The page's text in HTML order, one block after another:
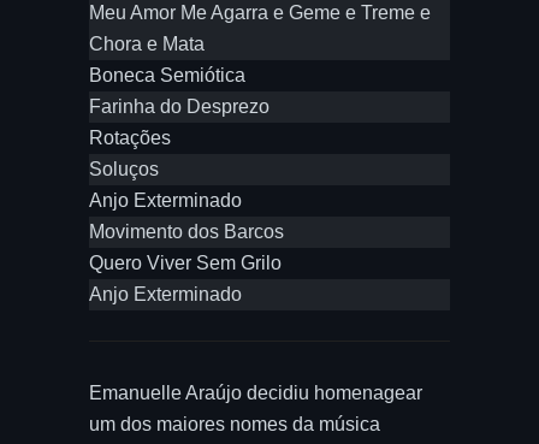
Meu Amor Me Agarra e Geme e Treme e
Chora e Mata
Boneca Semiótica
Farinha do Desprezo
Rotações
Soluços
Anjo Exterminado
Movimento dos Barcos
Quero Viver Sem Grilo
Anjo Exterminado
Emanuelle Araújo decidiu homenagear
um dos maiores nomes da música